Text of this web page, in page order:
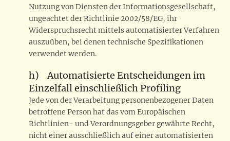
Nutzung von Diensten der Informationsgesellschaft,
ungeachtet der Richtlinie 2002/58/EG, ihr
Widerspruchsrecht mittels automatisierter Verfahren
auszuüben, bei denen technische Spezifikationen
verwendet werden.
h) Automatisierte Entscheidungen im
Einzelfall einschließlich Profiling
Jede von der Verarbeitung personenbezogener Daten
betroffene Person hat das vom Europäischen
Richtlinien- und Verordnungsgeber gewährte Recht,
nicht einer ausschließlich auf einer automatisierten